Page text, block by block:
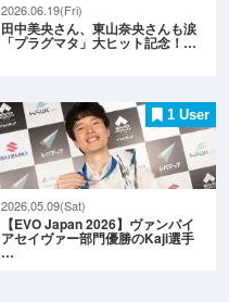
2026.06.19(Fri)
田中美央さん、東山奈央さんも涙
「プラグマタ」大ヒット記念！…
1 User
2026.05.09(Sat)
【EVO Japan 2026】ヴァンパイ
アセイヴァー部門優勝のKaji選手
…